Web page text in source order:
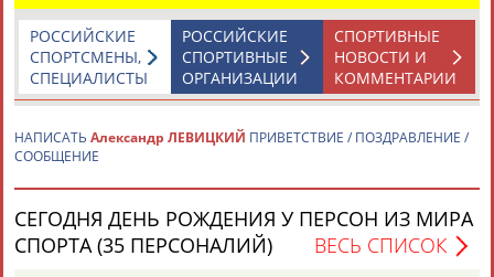
АБДРАХМАНОВАБДРАХМАНОВААБДУВАЛИЕВ
АБДУЛАЕВ
СПОРТИВНЫЕ
НОВОСТИ И
КОММЕНТАРИИ
РОССИЙСКИЕ
СПОРТИВНЫЕ
ОРГАНИЗАЦИИ
РОССИЙСКИЕ
СПОРТСМЕНЫ,
СПЕЦИАЛИСТЫ
НАПИСАТЬ Александр ЛЕВИЦКИЙ ПРИВЕТСТВИЕ / ПОЗДРАВЛЕНИЕ /
СООБЩЕНИЕ
СЕГОДНЯ ДЕНЬ РОЖДЕНИЯ У ПЕРСОН ИЗ МИРА
СПОРТА (35 ПЕРСОНАЛИЙ)
ВЕСЬ СПИСОК